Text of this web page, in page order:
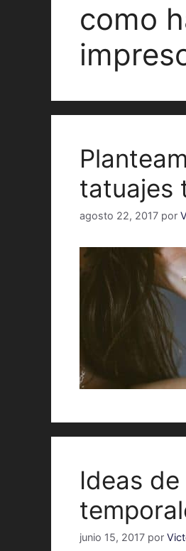
como
tatuajes
agosto 22, 2017 por
Ideas
junio 15, 2017 por